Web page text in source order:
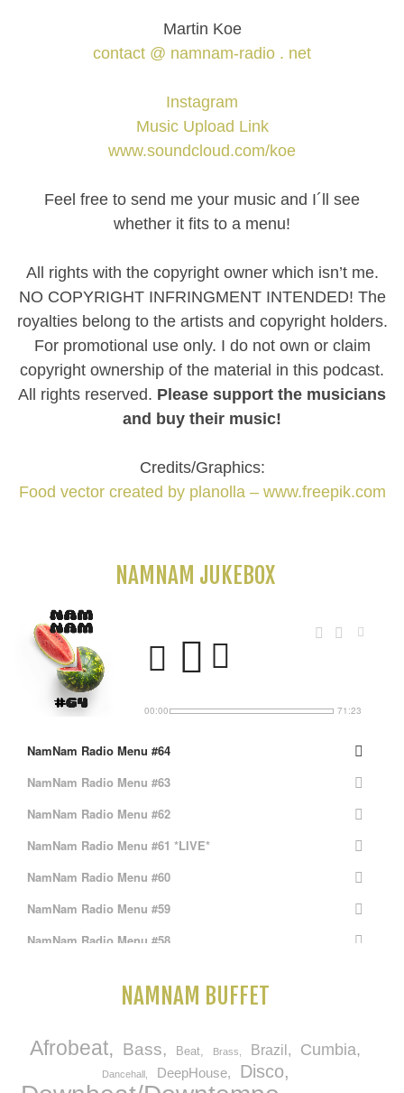
Martin Koe
contact @ namnam-radio . net
Instagram
Music Upload Link
www.soundcloud.com/koe
Feel free to send me your music and I´ll see
whether it fits to a menu!
All rights with the copyright owner which isn’t me.
NO COPYRIGHT INFRINGMENT INTENDED! The
royalties belong to the artists and copyright holders.
For promotional use only. I do not own or claim
copyright ownership of the material in this podcast.
All rights reserved. Please support the musicians
and buy their music!
Credits/Graphics:
Food vector created by planolla – www.freepik.com
NAMNAM JUKEBOX
00:00 71:23
NamNam Radio Menu #64
NamNam Radio Menu #63
NamNam Radio Menu #62
NamNam Radio Menu #61 *LIVE*
NamNam Radio Menu #60
NamNam Radio Menu #59
NamNam Radio Menu #58
NamNam Radio Menu #56
NamNam Radio Menu #54
NAMNAM BUFFET
Afrobeat Bass Beat Brass Brazil Cumbia
Dancehall DeepHouse Disco